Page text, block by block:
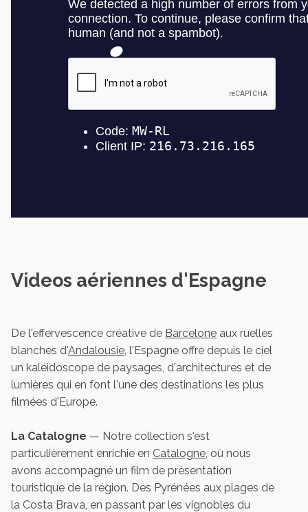
Videos aériennes d'Espagne
De l'effervescence créative de Barcelone aux ruelles
blanches d'Andalousie, l'Espagne offre depuis le ciel
un kaléidoscope de paysages, d'architectures et de
lumières qui en font l'une des destinations les plus
filmées d'Europe.
La Catalogne — Notre collection s'est
particulièrement enrichie en Catalogne, où nous
avons accompagné un film de présentation
touristique de la région. Des Pyrénées aux plages de
la Costa Brava, en passant par les vignobles du